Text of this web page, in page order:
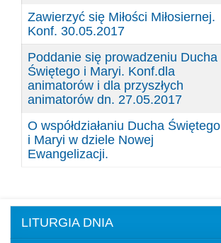
Zawierzyć się Miłości Miłosiernej.
Konf. 30.05.2017
Poddanie się prowadzeniu Ducha
Świętego i Maryi. Konf.dla
animatorów i dla przyszłych
animatorów dn. 27.05.2017
O współdziałaniu Ducha Świętego
i Maryi w dziele Nowej
Ewangelizacji.
LITURGIA DNIA